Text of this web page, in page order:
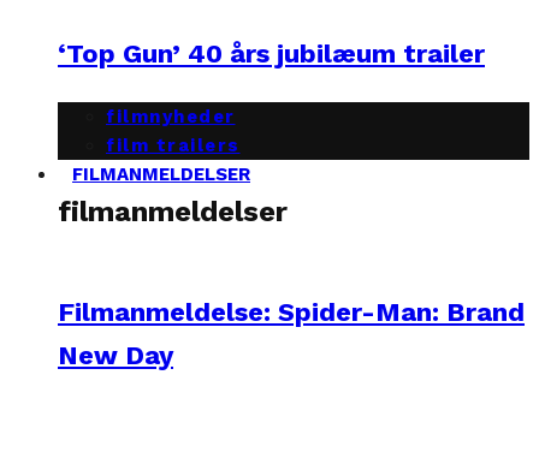
‘Top Gun’ 40 års jubilæum trailer
filmnyheder
film trailers
FILMANMELDELSER
filmanmeldelser
Filmanmeldelse: Spider-Man: Brand
New Day